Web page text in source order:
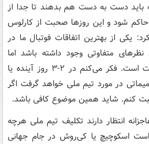
باید دست به دست هم بدهند تا جدا از
شود و این روزها صحبت از کارلوس
یکی از بهترین اتفاقات فوتبال ما در
متفاوتی وجود داشته باشد اما
ارزیابی عمومی از این اتفاق مثبت است. فکر می‌کنم در ۲-۳ روز آینده یا
در مورد تیم ملی خواهد گرفت اگر
کنم. شاید همین موضوع کافی باشد.
انتظار دارند تکلیف تیم ملی هرچه
اسکوچیچ یا کی‌روش در جام جهانی